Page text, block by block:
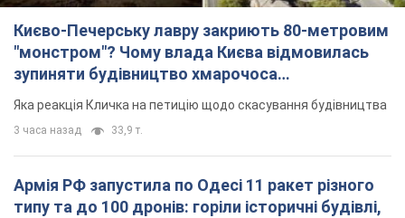
Києво-Печерську лавру закриють 80-метровим
"монстром"? Чому влада Києва відмовилась
зупиняти будівництво хмарочоса
"московського вірянина"
Яка реакція Кличка на петицію щодо скасування будівництва
3 часа назад 33,9 т.
Армія РФ запустила по Одесі 11 ракет різного
типу та до 100 дронів: горіли історичні будівлі,